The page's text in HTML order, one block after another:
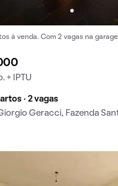
à venda. Com 2 vagas na
+ IPTU
· 2 vagas
Geracci, Fazenda